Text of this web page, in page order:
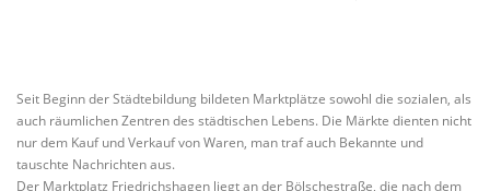
Seit Beginn der Städtebildung bildeten Marktplätze sowohl die sozialen, als
auch räumlichen Zentren des städtischen Lebens. Die Märkte dienten nicht
nur dem Kauf und Verkauf von Waren, man traf auch Bekannte und
tauschte Nachrichten aus.
Der Marktplatz Friedrichshagen liegt an der Bölschestraße, die nach dem